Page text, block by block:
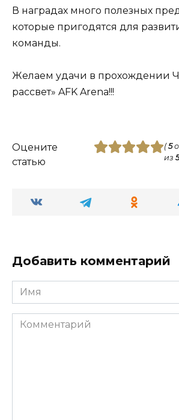
В наградах много полезных
которые пригодятся для
команды.
Желаем удачи в прохождении
рассвет» AFK Arena!!!
Оцените
статью
(5
из
Добавить комментарий
Имя
Комментарий